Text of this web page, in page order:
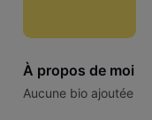
À propos de moi
Aucune bio ajoutée